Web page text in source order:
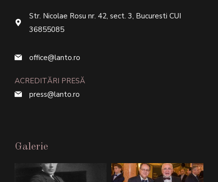
Str. Nicolae Rosu nr. 42, sect. 3, Bucuresti CUI
36855085
office@lanto.ro
ACREDITĂRI PRESĂ
press@lanto.ro
Galerie